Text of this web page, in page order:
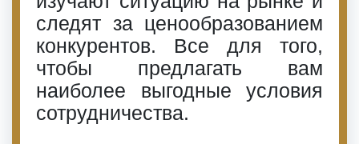
следят за ценообразованием
конкурентов. Все для того,
чтобы предлагать вам
наиболее выгодные условия
сотрудничества.